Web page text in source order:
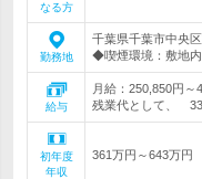
なる方
勤務地
千葉県千葉市中央
◆喫煙環境：敷地
給与
月給：250,850円
残業代として、
初年度
年収
361万円～643万円